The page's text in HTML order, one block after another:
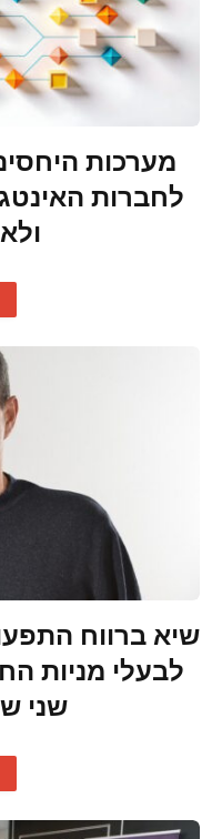
מערכות
לחברות
שיא ברווח
לבעלי מניות
שני